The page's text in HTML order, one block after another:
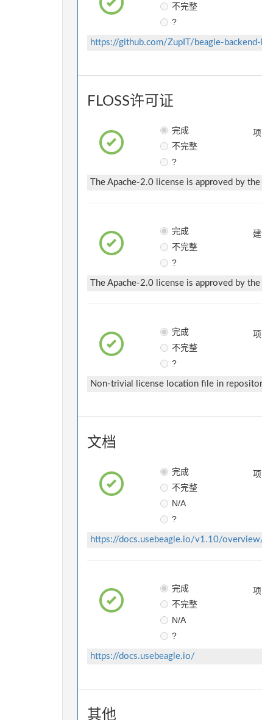
不完整
?
https://github.com/ZupIT/beagle-
FLOSS许可证
完成
不完整
?
The Apache-2.0 license is approved by
完成
不完整
?
The Apache-2.0 license is approved by
完成
不完整
?
Non-trivial license location file in
文档
完成
不完整
N/A
?
https://docs.usebeagle.io/v1.10/
完成
不完整
N/A
?
https://docs.usebeagle.io/
其他